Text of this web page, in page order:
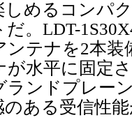
しめるコンパ
だ。LDT-
ンテナを2本
が水平に固定
ランドプレー
のある受信性